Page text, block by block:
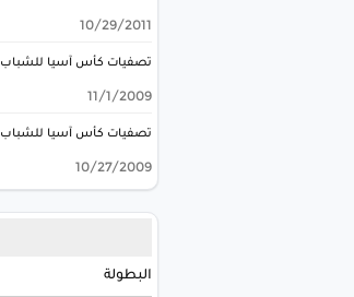
10/29/2011
تصفيات كأس آسيا للشباب
11/1/2009
تصفيات كأس آسيا للشباب
10/27/2009
البطولة